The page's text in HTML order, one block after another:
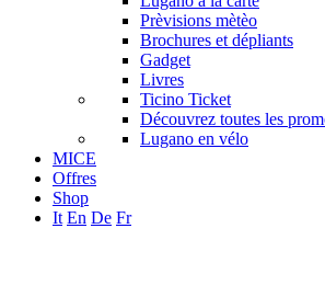
Prèvisions mètèo
Brochures et dépliants
Gadget
Livres
Ticino Ticket
Découvrez toutes les
Lugano en vélo
MICE
Offres
Shop
It En De Fr